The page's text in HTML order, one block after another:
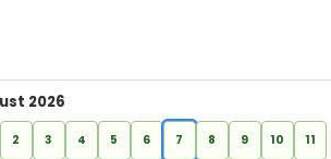
2026
2 3 4 5 6 7 8 9 10 11